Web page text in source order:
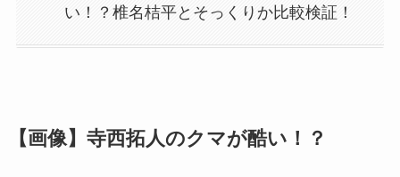
い！？椎名桔平とそっくりか比較検証！
【画像】寺西拓人のクマが酷い！？